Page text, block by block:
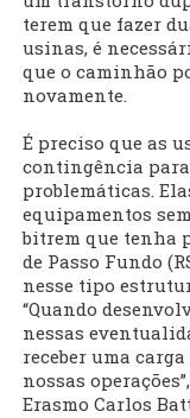
terem que fazer
usinas, é
que o caminhão
novamente.
É preciso que as
contingência para
problemáticas.
equipamentos
bitrem que tenha
de Passo Fundo
nesse tipo
“Quando
nessas
receber uma
nossas
Erasmo Carlos